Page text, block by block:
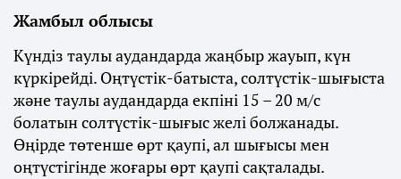
Жамбыл облысы
Күндіз таулы аудандарда жаңбыр жауып, күн
күркірейді. Оңтүстік-батыста, солтүстік-шығыста
және таулы аудандарда екпіні 15 – 20 м/с
болатын солтүстік-шығыс желі болжанады.
Өңірде төтенше өрт қаупі, ал шығысы мен
оңтүстігінде жоғары өрт қаупі сақталады.